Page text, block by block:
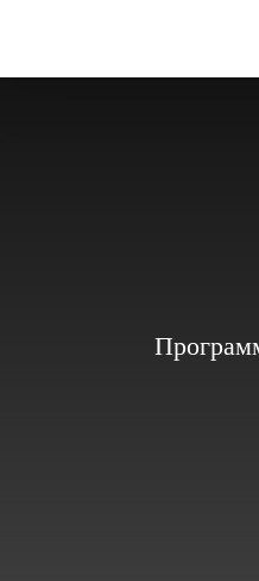
содержанию